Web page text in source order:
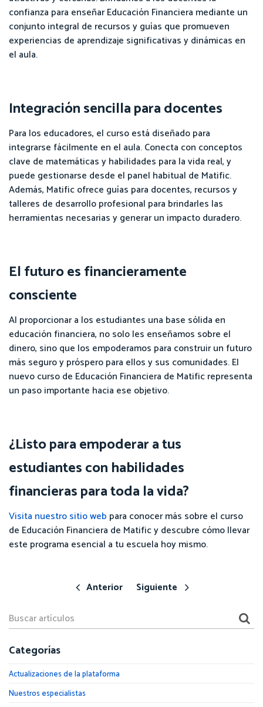
confianza para enseñar Educación Financiera mediante un
conjunto integral de recursos y guías que promueven
experiencias de aprendizaje significativas y dinámicas en
el aula.
Integración sencilla para docentes
Para los educadores, el curso está diseñado para
integrarse fácilmente en el aula. Conecta con conceptos
clave de matemáticas y habilidades para la vida real, y
puede gestionarse desde el panel habitual de Matific.
Además, Matific ofrece guías para docentes, recursos y
talleres de desarrollo profesional para brindarles las
herramientas necesarias y generar un impacto duradero.
El futuro es financieramente
consciente
Al proporcionar a los estudiantes una base sólida en
educación financiera, no solo les enseñamos sobre el
dinero, sino que los empoderamos para construir un futuro
más seguro y próspero para ellos y sus comunidades. El
nuevo curso de Educación Financiera de Matific representa
un paso importante hacia ese objetivo.
¿Listo para empoderar a tus
estudiantes con habilidades
financieras para toda la vida?
Visita nuestro sitio web para conocer más sobre el curso
de Educación Financiera de Matific y descubre cómo llevar
este programa esencial a tu escuela hoy mismo.
Anterior Siguiente
Categorías
Actualizaciones de la plataforma
Nuestros especialistas